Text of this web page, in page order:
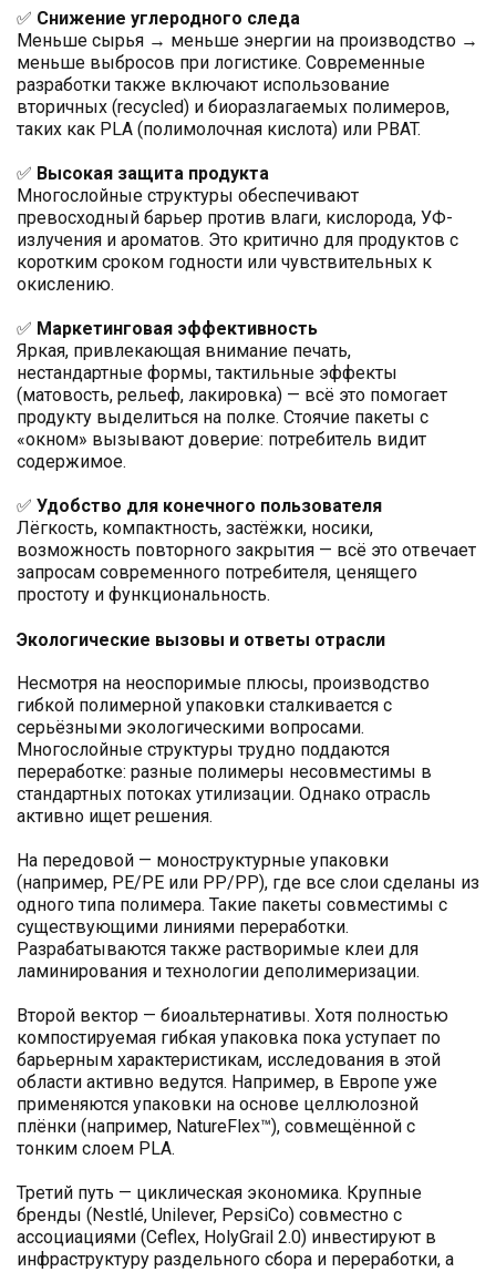
✅ Снижение углеродного следа
Меньше сырья → меньше энергии на производство →
меньше выбросов при логистике. Современные
разработки также включают использование
вторичных (recycled) и биоразлагаемых полимеров,
таких как PLA (полимолочная кислота) или PBAT.
✅ Высокая защита продукта
Многослойные структуры обеспечивают
превосходный барьер против влаги, кислорода, УФ-
излучения и ароматов. Это критично для продуктов с
коротким сроком годности или чувствительных к
окислению.
✅ Маркетинговая эффективность
Яркая, привлекающая внимание печать,
нестандартные формы, тактильные эффекты
(матовость, рельеф, лакировка) — всё это помогает
продукту выделиться на полке. Стоячие пакеты с
«окном» вызывают доверие: потребитель видит
содержимое.
✅ Удобство для конечного пользователя
Лёгкость, компактность, застёжки, носики,
возможность повторного закрытия — всё это отвечает
запросам современного потребителя, ценящего
простоту и функциональность.
Экологические вызовы и ответы отрасли
Несмотря на неоспоримые плюсы, производство
гибкой полимерной упаковки сталкивается с
серьёзными экологическими вопросами.
Многослойные структуры трудно поддаются
переработке: разные полимеры несовместимы в
стандартных потоках утилизации. Однако отрасль
активно ищет решения.
На передовой — моноструктурные упаковки
(например, PE/PE или PP/PP), где все слои сделаны из
одного типа полимера. Такие пакеты совместимы с
существующими линиями переработки.
Разрабатываются также растворимые клеи для
ламинирования и технологии деполимеризации.
Второй вектор — биоальтернативы. Хотя полностью
компостируемая гибкая упаковка пока уступает по
барьерным характеристикам, исследования в этой
области активно ведутся. Например, в Европе уже
применяются упаковки на основе целлюлозной
плёнки (например, NatureFlex™), совмещённой с
тонким слоем PLA.
Третий путь — циклическая экономика. Крупные
бренды (Nestlé, Unilever, PepsiCo) совместно с
ассоциациями (Ceflex, HolyGrail 2.0) инвестируют в
инфраструктуру раздельного сбора и переработки, а